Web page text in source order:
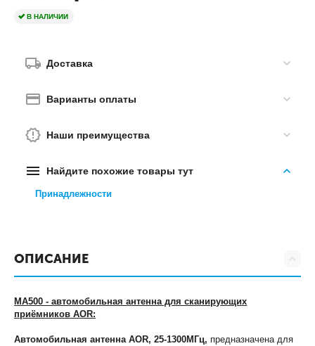
В НАЛИЧИИ
Доставка
Варианты оплаты
Наши преимущества
Найдите похожие товары тут
Принадлежности
ОПИСАНИЕ
MA500 - автомобильная антенна для сканирующих
приёмников AOR:
Автомобильная антенна AOR, 25-1300МГц, предназначена для